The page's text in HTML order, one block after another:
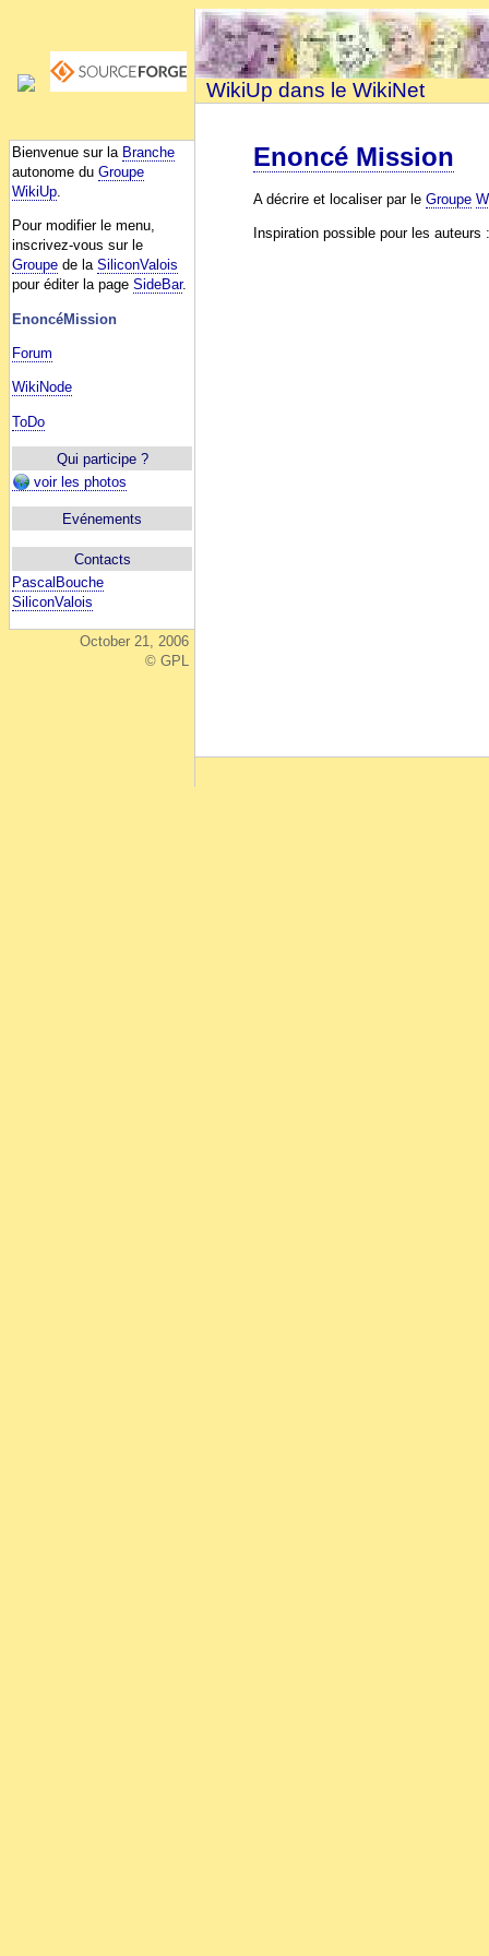
Bienvenue sur la Branche
autonome du Groupe
WikiUp.
Pour modifier le menu,
inscrivez-vous sur le
Groupe de la SiliconValois
pour éditer la page SideBar.
EnoncéMission
Forum
WikiNode
ToDo
Qui participe ?
voir les photos
Evénements
Contacts
PascalBouche
SiliconValois
October 21, 2006
© GPL
WikiUp dans le WikiNet
Enoncé Mission
A décrire et localiser par leGroupe
Inspiration possible pour les